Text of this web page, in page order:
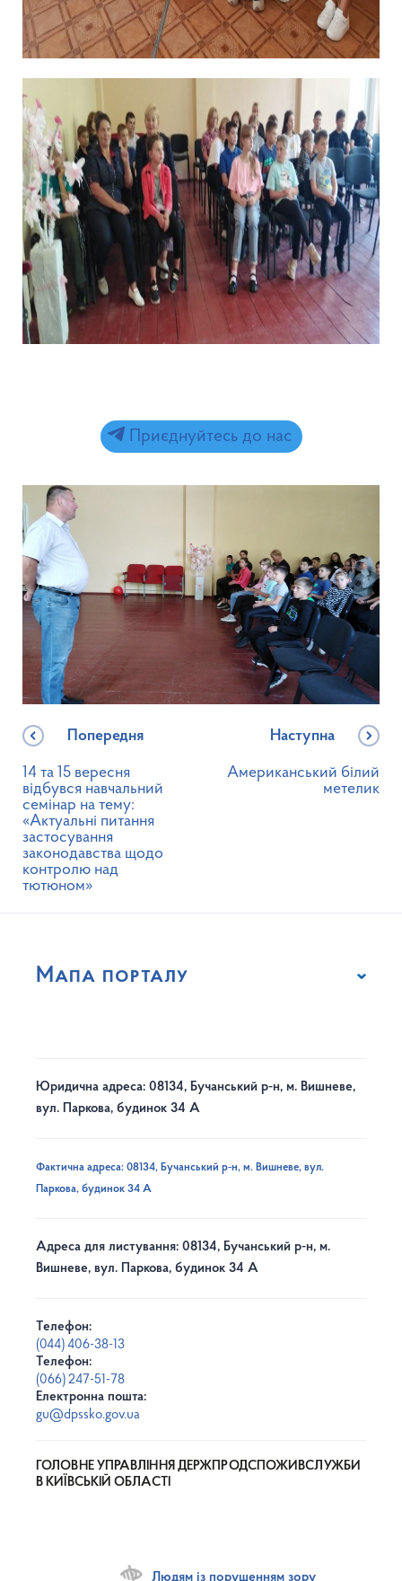
Приєднуйтесь до нас
Попередня
14 та 15 вересня
відбувся навчальний
семінар на тему:
«Актуальні питання
застосування
законодавства щодо
контролю над
тютюном»
Наступна
Американський білий
метелик
Мапа порталу
Юридична адреса: 08134, Бучанський р-н, м. Вишневе,
вул. Паркова, будинок 34 А
Фактична адреса: 08134, Бучанський р-н, м. Вишневе, вул.
Паркова, будинок 34 А
Адреса для листування: 08134, Бучанський р-н, м.
Вишневе, вул. Паркова, будинок 34 А
Телефон:
(044) 406-38-13
Телефон:
(066) 247-51-78
Електронна пошта:
gu@dpssko.gov.ua
ГОЛОВНЕ УПРАВЛІННЯ ДЕРЖПРОДСПОЖИВСЛУЖБИ
В КИЇВСЬКІЙ ОБЛАСТІ
Людям із порушенням зору